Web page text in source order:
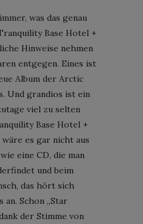
was das genau
Base Hotel +
Hinweise nehmen
entgegen. Eines ist
Album der Arctic
Und grandios ist ein
viel zu selten
Base Hotel +
es gar nicht aus
eine CD, die man
und beim
das hört sich
Schon „Star
der Stimme von